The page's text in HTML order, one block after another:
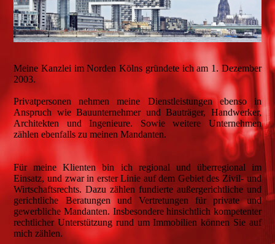
Meine Kanzlei im Norden Kölns gründete ich am 1. Dezember
2003.
Privatpersonen nehmen meine Dienstleistungen ebenso in
Anspruch wie Bauunternehmer und Bauträger, Handwerker,
Architekten und Ingenieure. Sowie weitere Unternehmen
zählen ebenfalls zu meinen Mandanten.
Für meine Klienten bin ich regional und überregional im
Einsatz, und zwar in erster Linie auf dem Gebiet des Zivil- und
Wirtschaftsrechts. Dazu zählen fundierte außergerichtliche und
gerichtliche Beratungen und Vertretungen für private und
gewerbliche Mandanten. Insbesondere hinsichtlich kompetenter
rechtlicher Unterstützung rund um Immobilien können Sie auf
mich zählen.